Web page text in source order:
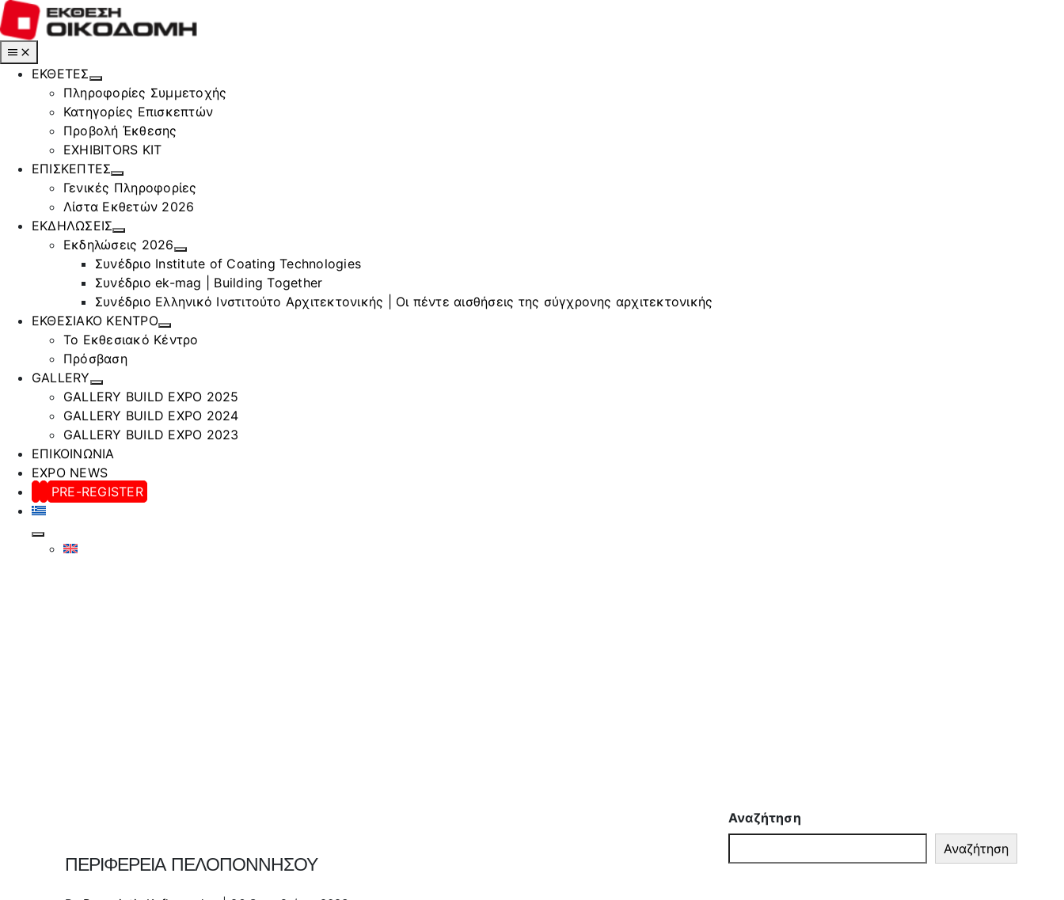
Μετάβαση
στο
περιεχόμενο
Toggle
Navigation
ΕΚΘΕΤΕΣ
Πληροφορίες Συμμετοχής
Κατηγορίες Επισκεπτών
Προβολή Έκθεσης
EXHIBITORS KIT
ΕΠΙΣΚΕΠΤΕΣ
Γενικές Πληροφορίες
Λίστα Εκθετών 2026
ΕΚΔΗΛΩΣΕΙΣ
Εκδηλώσεις 2026
Συνέδριο Institute of Coating Technologies
Συνέδριο ek-mag | Building Together
Συνέδριο Ελληνικό Ινστιτούτο Αρχιτεκτονικής | Οι πέντε αισθήσεις της σύγχρονης αρχιτεκτονικής
ΕΚΘΕΣΙΑΚΟ ΚΕΝΤΡΟ
Το Εκθεσιακό Κέντρο
Πρόσβαση
GALLERY
GALLERY BUILD EXPO 2025
GALLERY BUILD EXPO 2024
GALLERY BUILD EXPO 2023
ΕΠΙΚΟΙΝΩΝΙΑ
EXPO NEWS
PRE-REGISTER
ΠΕΡΙΦΕΡΕΙΑ ΠΕΛΟΠΟΝΝΗΣΟΥ
Αναζήτηση
Αναζήτηση